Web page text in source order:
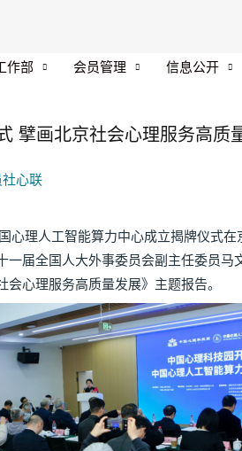
作部 会员管理 信息公开
擘画北京社会心理服务高
心联
理人工智能算力中心成立揭牌仪式
届全国人大外事委员会副主任委员
心理服务高质量发展》主题报告。